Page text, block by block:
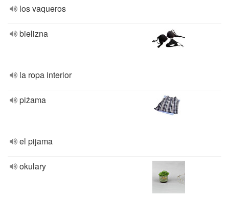
los vaqueros
bielizna
la ropa interior
piżama
el pijama
okulary